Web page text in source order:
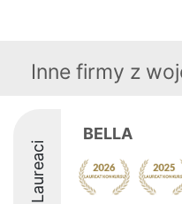
Inne firmy z
Laureaci
BELLA